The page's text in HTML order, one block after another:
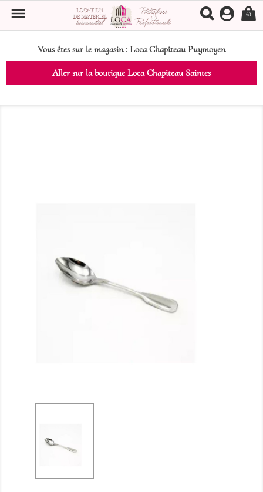
Vous êtes sur le magasin : Loca Chapiteau Puymoyen
Aller sur la boutique Loca Chapiteau Saintes
 (0)